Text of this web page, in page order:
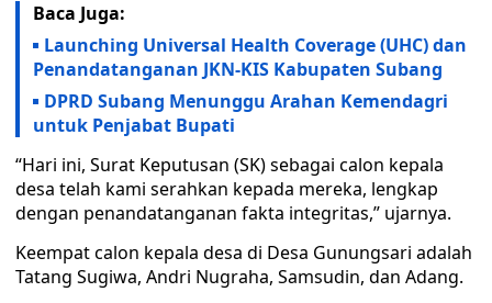
Baca Juga:
Launching Universal Health Coverage (UHC) dan
Penandatanganan JKN-KIS Kabupaten Subang
DPRD Subang Menunggu Arahan Kemendagri
untuk Penjabat Bupati
“Hari ini, Surat Keputusan (SK) sebagai calon kepala
desa telah kami serahkan kepada mereka, lengkap
dengan penandatanganan fakta integritas,” ujarnya.
Keempat calon kepala desa di Desa Gunungsari adalah
Tatang Sugiwa, Andri Nugraha, Samsudin, dan Adang.